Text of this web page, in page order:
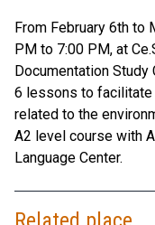
From February 6th to
PM to 7:00 PM, at
Documentation Study
6 lessons to facilitate
related to the
A2 level course with
Language Center.